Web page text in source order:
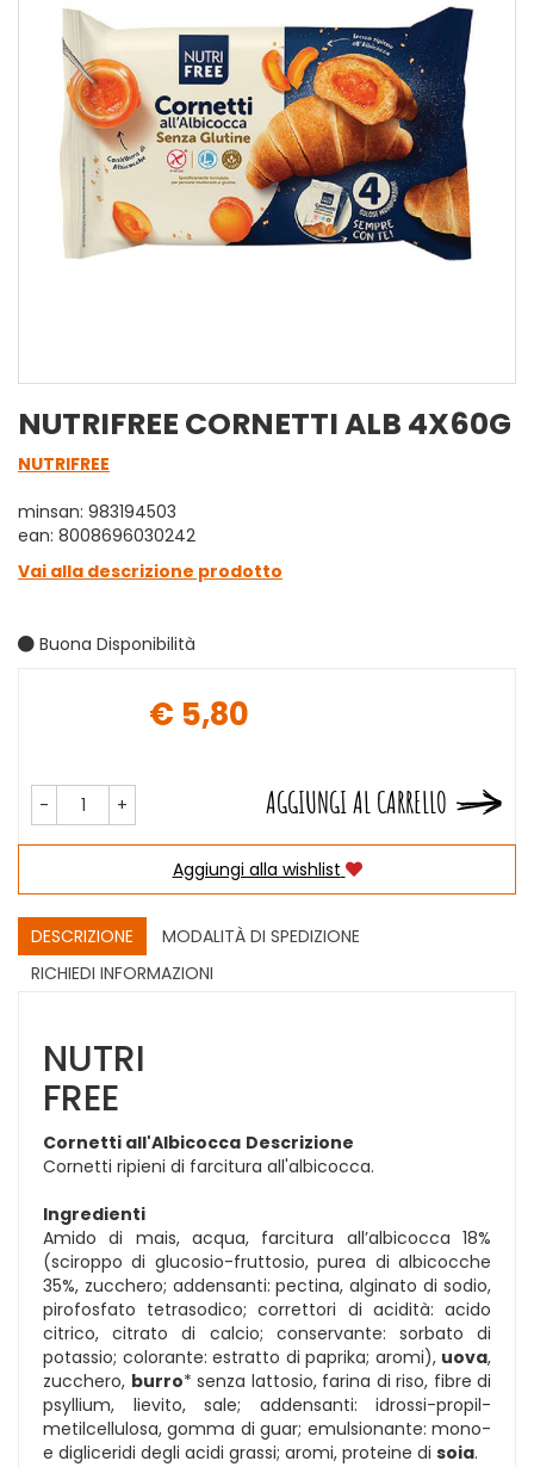
NUTRIFREE CORNETTI ALB 4X60G
NUTRIFREE
minsan: 983194503
ean: 8008696030242
Vai alla descrizione prodotto
Buona Disponibilità
€ 5,80
- + AGGIUNGI AL CARRELLO
Aggiungi alla wishlist
DESCRIZIONE
MODALITÀ DI SPEDIZIONE
RICHIEDI INFORMAZIONI
NUTRI
FREE
Cornetti all'Albicocca Descrizione
Cornetti ripieni di farcitura all'albicocca.
Ingredienti
Amido di mais, acqua, farcitura all’albicocca 18%
(sciroppo di glucosio-fruttosio, purea di albicocche
35%, zucchero; addensanti: pectina, alginato di sodio,
pirofosfato tetrasodico; correttori di acidità: acido
citrico, citrato di calcio; conservante: sorbato di
potassio; colorante: estratto di paprika; aromi), uova,
zucchero, burro* senza lattosio, farina di riso, fibre di
psyllium, lievito, sale; addensanti: idrossi-propil-
metilcellulosa, gomma di guar; emulsionante: mono-
e digliceridi degli acidi grassi; aromi, proteine di soia.